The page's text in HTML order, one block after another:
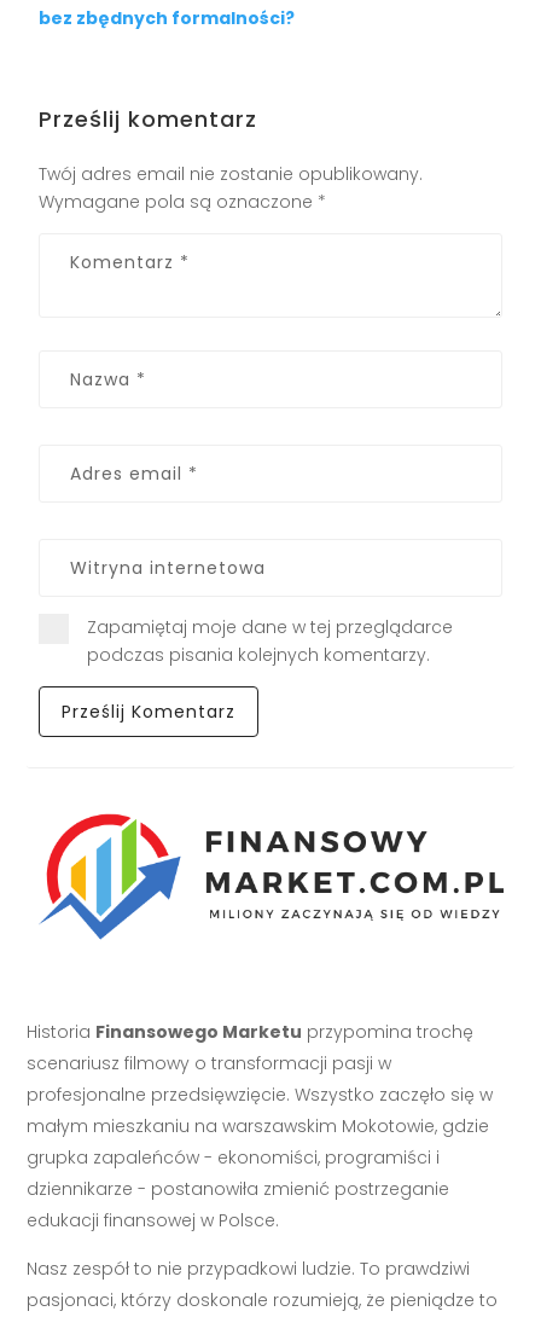
bez zbędnych formalności?
Prześlij komentarz
Twój adres email nie zostanie opublikowany.
Wymagane pola są oznaczone *
Zapamiętaj moje dane w tej przeglądarce
podczas pisania kolejnych komentarzy.
Historia Finansowego Marketu przypomina trochę
scenariusz filmowy o transformacji pasji w
profesjonalne przedsięwzięcie. Wszystko zaczęło się w
małym mieszkaniu na warszawskim Mokotowie, gdzie
grupka zapaleńców - ekonomiści, programiści i
dziennikarze - postanowiła zmienić postrzeganie
edukacji finansowej w Polsce.
Nasz zespół to nie przypadkowi ludzie. To prawdziwi
pasjonaci, którzy doskonale rozumieją, że pieniądze to